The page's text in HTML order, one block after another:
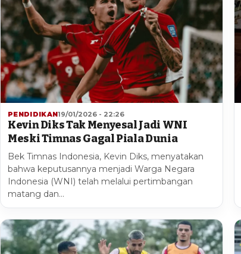
PENDIDIKAN19/01/2026 - 22:26
Kevin Diks Tak Menyesal Jadi WNI
Meski Timnas Gagal Piala Dunia
Bek Timnas Indonesia, Kevin Diks, menyatakan
bahwa keputusannya menjadi Warga Negara
Indonesia (WNI) telah melalui pertimbangan
matang dan…